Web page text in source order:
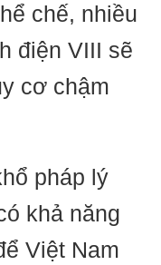
chế, nhiều
điện VIII sẽ
cơ chậm
pháp lý
khả năng
Việt Nam